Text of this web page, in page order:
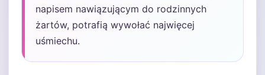
napisem nawiązującym do rodzinnych
żartów, potrafią wywołać najwięcej
uśmiechu.